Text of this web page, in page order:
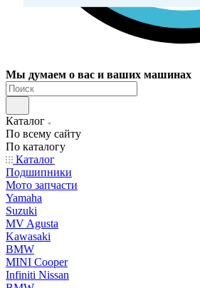
Мы думаем о вас и ваших машинах
Каталог
По всему сайту
По каталогу
Каталог
Подшипники
Мото запчасти
Yamaha
Suzuki
MV Agusta
Kawasaki
BMW
MINI Cooper
Infiniti Nissan